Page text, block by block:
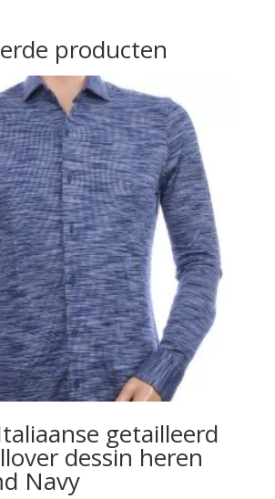
producten
getailleerd
dessin heren
Navy